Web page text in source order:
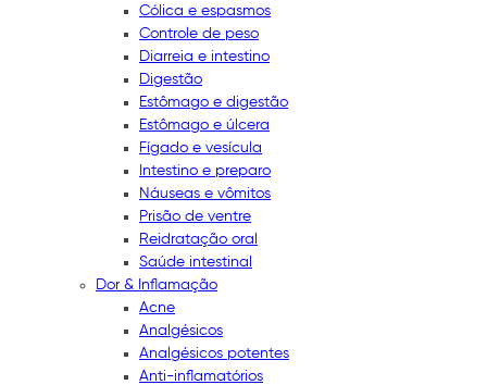
Cólica e espasmos
Controle de peso
Diarreia e intestino
Digestão
Estômago e digestão
Estômago e úlcera
Fígado e vesícula
Intestino e preparo
Náuseas e vômitos
Prisão de ventre
Reidratação oral
Saúde intestinal
Dor & Inflamação
Acne
Analgésicos
Analgésicos potentes
Anti-inflamatórios